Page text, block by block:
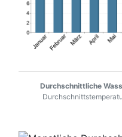
Durchschnittliche